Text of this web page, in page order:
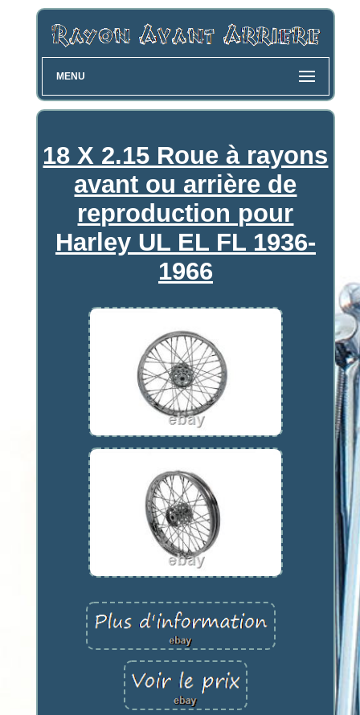
MENU
18 X 2.15 Roue à rayons
avant ou arrière de
reproduction pour
Harley UL EL FL 1936-
1966